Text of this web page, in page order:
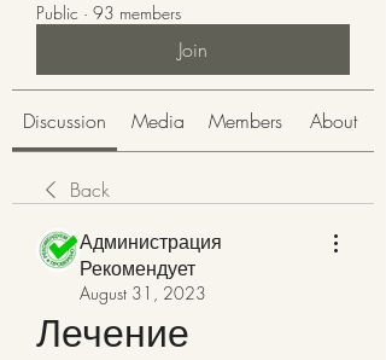
Public · 93 members
Join
Discussion Media Members About
Back
Администрация
Рекомендует
August 31, 2023
Лечение